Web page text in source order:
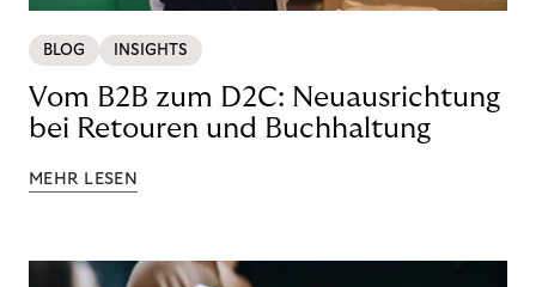
BLOG INSIGHTS
Vom B2B zum D2C: Neuausrichtung
bei Retouren und Buchhaltung
MEHR LESEN